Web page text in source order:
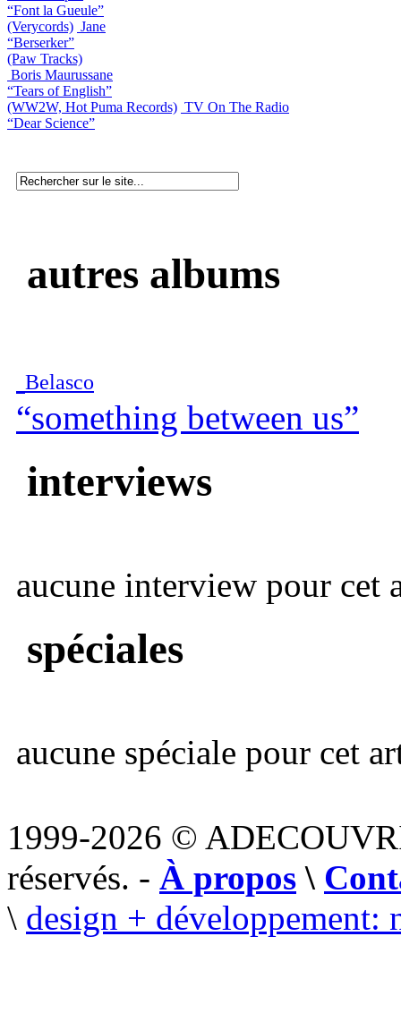
“Font la Gueule”
(Verycords) Jane
“Berserker”
(Paw Tracks)
Boris Maurussane
“Tears of English”
(WW2W, Hot Puma Records) TV On The Radio
“Dear Science”
autres albums
Belasco
“something between us”
interviews
aucune interview pour cet
spéciales
aucune spéciale pour cet
1999-2026 ©
réservés. - À propos \
\ design + développement: